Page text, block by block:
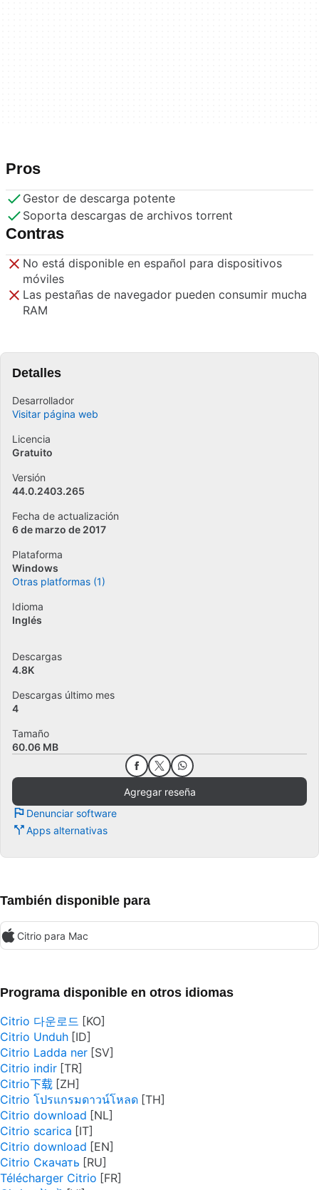
Pros
Gestor de descarga potente
Soporta descargas de archivos torrent
Contras
No está disponible en español para dispositivos
móviles
Las pestañas de navegador pueden consumir mucha
RAM
Detalles
Desarrollador
Visitar página web
Licencia
Gratuito
Versión
44.0.2403.265
Fecha de actualización
6 de marzo de 2017
Plataforma
Windows
Otras platformas (1)
Idioma
Inglés
Descargas
4.8K
Descargas último mes
4
Tamaño
60.06 MB
Agregar reseña
Denunciar software
Apps alternativas
También disponible para
Citrio para Mac
Programa disponible en otros idiomas
Citrio 다운로드
Citrio Unduh
Citrio Ladda ner
Citrio indir
Citrio下载
Citrio โปรแกรมดาวน์โหลด
Citrio download
Citrio scarica
Citrio download
Citrio Скачать
Télécharger Citrio